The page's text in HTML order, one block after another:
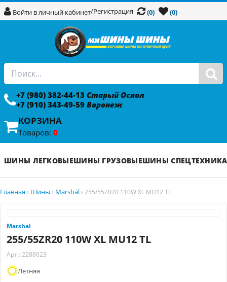
Войти в личный кабинет/Регистрация (0) (0)
+7 (980) 382-44-13 Старый Оскол
+7 (910) 343-49-59 Воронеж
КОРЗИНА
Товаров: 0
ШИНЫ ЛЕГКОВЫЕШИНЫ ГРУЗОВЫЕШИНЫ СПЕЦТЕХНИКА
Главная › Шины › Marshal › 255/55ZR20 110W XL MU12 TL
Marshal
255/55ZR20 110W XL MU12 TL
Арт.: 2288023
Летняя